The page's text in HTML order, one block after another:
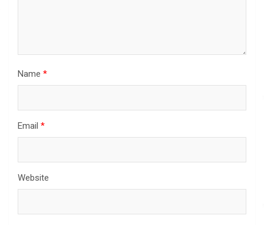
Name *
Email *
Website